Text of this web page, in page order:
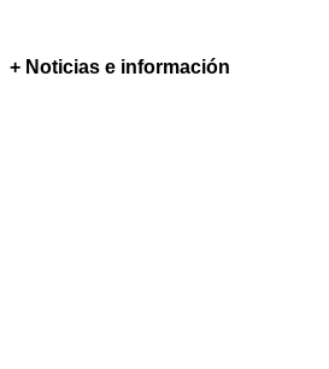
+ Noticias e información